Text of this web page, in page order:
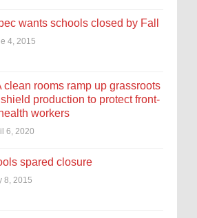
wants schools closed by Fall
4, 2015
clean rooms ramp up grassroots
production to protect front-
workers
6, 2020
spared closure
8, 2015